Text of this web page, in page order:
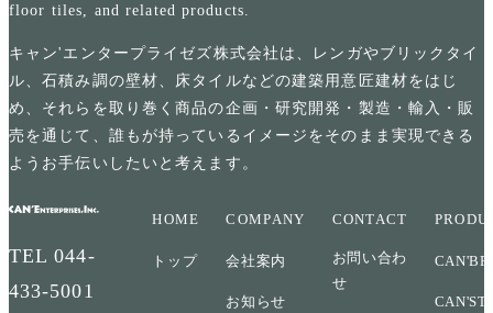
floor tiles, and related products.
キャン'エンタープライゼズ株式会社は、レンガやブリックタイ
ル、石積み調の壁材、床タイルなどの建築用意匠建材をはじ
め、それらを取り巻く商品の企画・研究開発・製造・輸入・販
売を通じて、誰もが持っているイメージをそのまま実現できる
ようお手伝いしたいと考えます。
TEL044-
433-5001
HOME
トップ
COMPANY
会社案内
お知らせ
CONTACT
お問い合わ
せ